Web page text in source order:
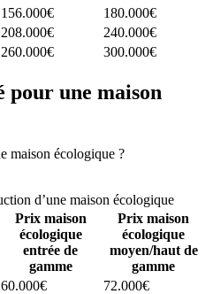
156.000€
180.000€
208.000€
240.000€
260.000€ 300.000€
une maison
maison écologique ?
d’une maison écologique
Prix maison
écologique
entrée de
gamme
Prix maison
écologique
moyen/haut de
gamme
60.000€
72.000€